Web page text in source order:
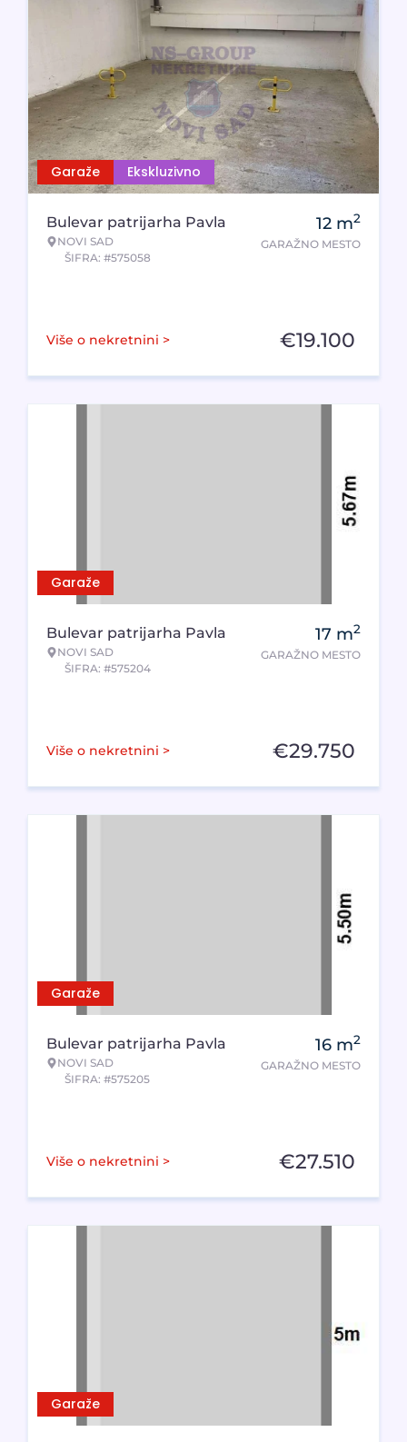
Garaže Ekskluzivno
Bulevar patrijarha Pavla
NOVI SAD
ŠIFRA: #575058
12 m2
GARAŽNO MESTO
Više o nekretnini > €19.100
Garaže
Bulevar patrijarha Pavla
NOVI SAD
ŠIFRA: #575204
17 m2
GARAŽNO MESTO
Više o nekretnini > €29.750
Garaže
Bulevar patrijarha Pavla
NOVI SAD
ŠIFRA: #575205
16 m2
GARAŽNO MESTO
Više o nekretnini > €27.510
Garaže